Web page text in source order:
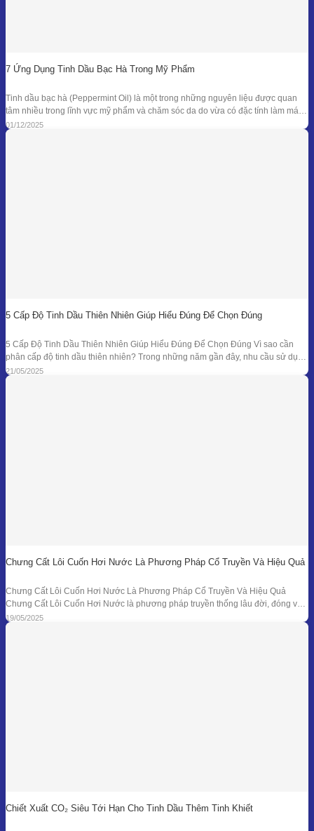
7 Ứng Dụng Tinh Dầu Bạc Hà Trong Mỹ Phẩm
Tinh dầu bạc hà (Peppermint Oil) là một trong những nguyên liệu được quan
tâm nhiều trong lĩnh vực mỹ phẩm và chăm sóc da do vừa có đặc tính làm mát
đặc trưng, vừa sở hữu phổ kháng khuẩn và khử mùi tự nhiên đã được ghi nhận
trong nhiều nghiên cứu. Giá trị
01/12/2025
5 Cấp Độ Tinh Dầu Thiên Nhiên Giúp Hiểu Đúng Để Chọn Đúng
5 Cấp Độ Tinh Dầu Thiên Nhiên Giúp Hiểu Đúng Để Chọn Đúng Vì sao cần
phân cấp độ tinh dầu thiên nhiên? Trong những năm gần đây, nhu cầu sử dụng
tinh dầu thiên nhiên ngày càng gia tăng trong các lĩnh vực như chăm sóc sức
khỏe, mỹ phẩm, liệu pháp hương thơm,
21/05/2025
Chưng Cất Lôi Cuốn Hơi Nước Là Phương Pháp Cổ Truyền Và Hiệu Quả
Chưng Cất Lôi Cuốn Hơi Nước Là Phương Pháp Cổ Truyền Và Hiệu Quả
Chưng Cất Lôi Cuốn Hơi Nước là phương pháp truyền thống lâu đời, đóng vai
trò nền tảng trong ngành chiết xuất tinh dầu thiên nhiên. Từ những nồi đồng thủ
công ở các làng nghề cho đến hệ thống chưng
19/05/2025
Chiết Xuất CO₂ Siêu Tới Hạn Cho Tinh Dầu Thêm Tinh Khiết